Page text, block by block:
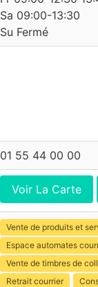
Sa 09:00-13:30
Su Fermé
01 55 44 00 00
Voir La Carte
Vente de produits et
Espace automates
Vente de timbres de
Retrait courrier